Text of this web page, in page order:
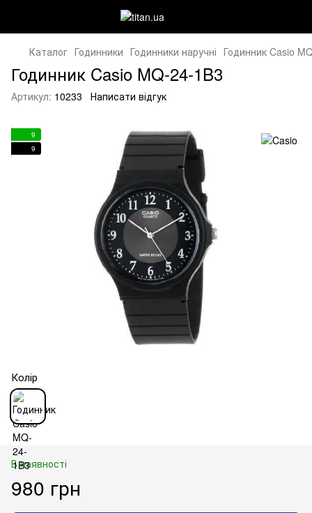
Каталог Годинники Годинники наручні Годинник Casio
Годинник Casio MQ-24-1B3
Артикул: 10233 Написати відгук
9
9
Колір
В наявності
980 грн